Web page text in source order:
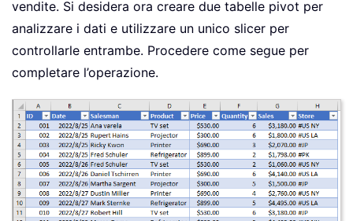
vendite. Si desidera ora creare due tabelle pivot per
analizzare i dati e utilizzare un unico slicer per
controllarle entrambe. Procedere come segue per
completare l’operazione.